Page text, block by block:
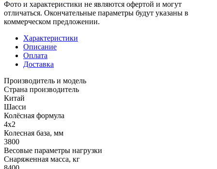
Фото и характеристики не являются офертой и могут
отличаться. Окончательные параметры будут указаны в
коммерческом предложении.
Характеристики
Описание
Оплата
Доставка
Производитель и модель
Страна производитель
Китай
Шасси
Колёсная формула
4x2
Колесная база, мм
3800
Весовые параметры нагрузки
Снаряженная масса, кг